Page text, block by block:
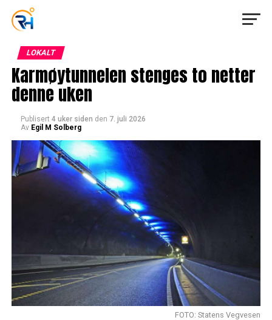
LOKALT
Karmøytunnelen stenges to netter
denne uken
Publisert 4 uker siden den 7. juli 2026
Av Egil M Solberg
FOTO: Statens Vegvesen